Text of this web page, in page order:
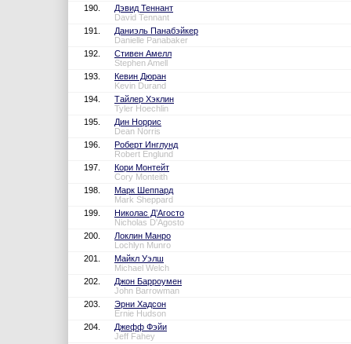
190.
Дэвид Теннант
David Tennant
191.
Даниэль Панабэйкер
Danielle Panabaker
192.
Стивен Амелл
Stephen Amell
193.
Кевин Дюран
Kevin Durand
194.
Тайлер Хэклин
Tyler Hoechlin
195.
Дин Норрис
Dean Norris
196.
Роберт Инглунд
Robert Englund
197.
Кори Монтейт
Cory Monteith
198.
Марк Шеппард
Mark Sheppard
199.
Николас Д’Агосто
Nicholas D'Agosto
200.
Локлин Манро
Lochlyn Munro
201.
Майкл Уэлш
Michael Welch
202.
Джон Барроумен
John Barrowman
203.
Эрни Хадсон
Ernie Hudson
204.
Джефф Фэйи
Jeff Fahey